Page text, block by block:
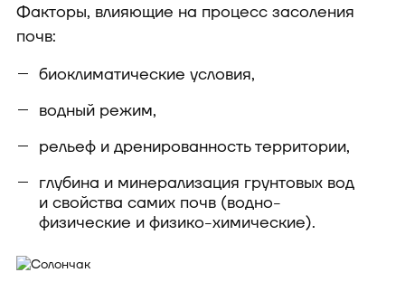
Факторы, влияющие на процесс засоления
почв:
биоклиматические условия,
водный режим,
рельеф и дренированность территории,
глубина и минерализация грунтовых вод
и свойства самих почв (водно-
физические и физико-химические).